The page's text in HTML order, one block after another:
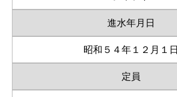
進水年月日
昭和５４年１２月１日
定員